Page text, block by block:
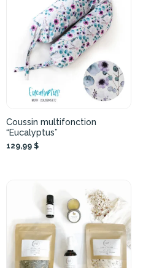
Coussin multifonction
“Eucalyptus”
129,99 $